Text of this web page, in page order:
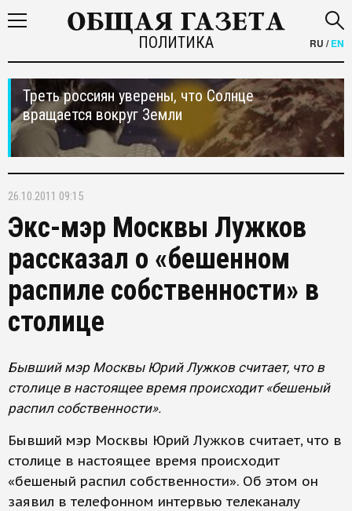
ПОЛИТИКА RU /EN
Треть россиян уверены, что Солнце
вращается вокруг Земли
26.10.2011 09:15
Экс-мэр Москвы Лужков
рассказал о «бешенном
распиле собственности» в
столице
Бывший мэр Москвы Юрий Лужков считает, что в
столице в настоящее время происходит «бешеный
распил собственности».
Бывший мэр Москвы Юрий Лужков считает, что в
столице в настоящее время происходит
«бешеный распил собственности». Об этом он
заявил в телефонном интервью телеканалу